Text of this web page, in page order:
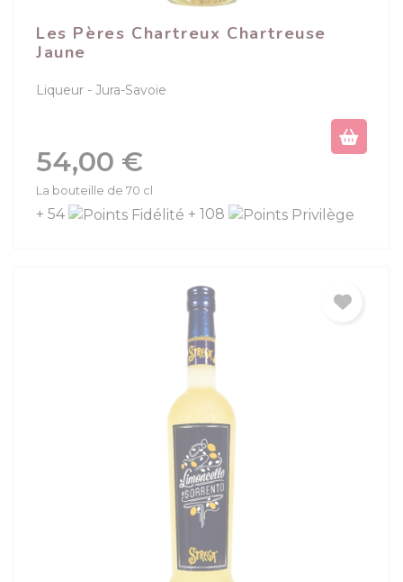
Les Pères Chartreux Chartreuse
Jaune
Liqueur Jura-Savoie
Prix
54,00 €
La bouteille de 70 cl
+ 54 + 108